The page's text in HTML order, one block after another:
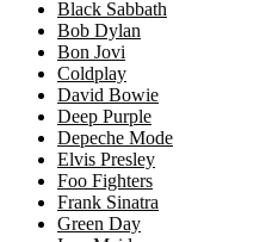
Black Sabbath
Bob Dylan
Bon Jovi
Coldplay
David Bowie
Deep Purple
Depeche Mode
Elvis Presley
Foo Fighters
Frank Sinatra
Green Day